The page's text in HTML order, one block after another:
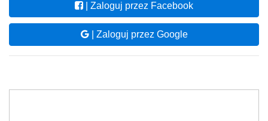
| Zaloguj przez Facebook
| Zaloguj przez Google